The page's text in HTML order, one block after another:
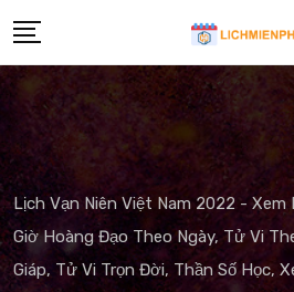
to
content
Lịch Vạn Niên Việt Nam 2022 -
Giờ Hoàng Đạo Theo Ngày, Tử Vi
Giáp, Tử Vi Trọn Đời, Thần Số Học,